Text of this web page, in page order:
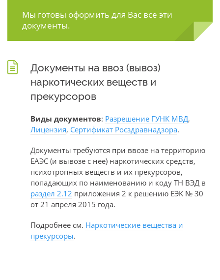
Мы готовы оформить для Вас все эти
документы.
Документы на ввоз (вывоз)
наркотических веществ и
прекурсоров
Виды документов: Разрешение ГУНК МВД,
Лицензия, Сертификат Росздравнадзора.
Документы требуются при ввозе на территорию
ЕАЭС (и вывозе с нее) наркотических средств,
психотропных веществ и их прекурсоров,
попадающих по наименованию и коду ТН ВЭД в
раздел 2.12 приложения 2 к решению ЕЭК № 30
от 21 апреля 2015 года.
Подробнее см. Наркотические вещества и
прекурсоры.